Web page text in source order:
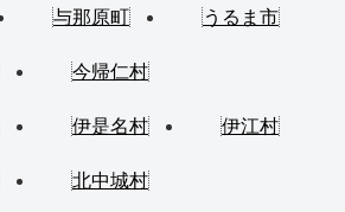
与那原町 うるま市
今帰仁村
伊是名村 伊江村
北中城村